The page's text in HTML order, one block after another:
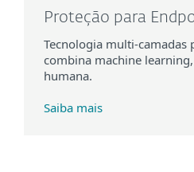
Proteção para
Tecnologia multi-camadas
combina machine
humana.
Saiba mais